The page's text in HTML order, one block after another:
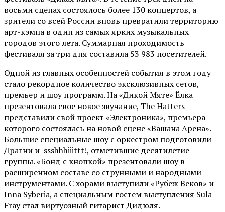
восьми сценах состоялось более 130 концертов, а
зрители со всей России вновь превратили территорию
арт-кэмпа в один из самых ярких музыкальных
городов этого лета. Суммарная проходимость
фестиваля за три дня составила 53 983 посетителей.
Одной из главных особенностей события в этом году
стало рекордное количество эксклюзивных сетов,
премьер и шоу программ. На «Дикой Мяте» Ёлка
презентовала свое новое звучание, The Hatters
представили свой проект «Электроника», премьера
которого состоялась на новой сцене «Вашана Арена».
Большие специальные шоу с оркестром подготовили
Драгни и ssshhhiiittt!, отметившие десятилетие
группы. «Бонд с кнопкой» презентовали шоу в
расширенном составе со струнными и народными
инструментами. С хорами выступили «Рубеж Веков» и
Inna Syberia, а специальным гостем выступления Sula
Fray стал виртуозный гитарист Дидюля.